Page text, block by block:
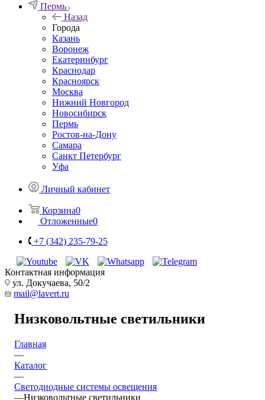
Пермь
Назад
Города
Казань
Воронеж
Екатеринбург
Краснодар
Красноярск
Москва
Нижний Новгород
Новосибирск
Пермь
Ростов-на-Дону
Самара
Санкт Петербург
Уфа
Личный кабинет
Корзина0
Отложенные0
+7 (342) 235-79-25
Контактная информация
ул. Докучаева, 50/2
mail@lavert.ru
Низковольтные светильники
Главная
—
Каталог
—
Светодиодные системы освещения
—Низковольтные светильники